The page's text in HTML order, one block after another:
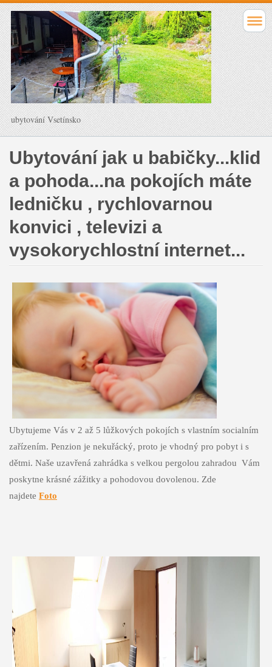
ubytování Vsetínsko
Ubytování jak u babičky...klid
a pohoda...na pokojích máte
ledničku , rychlovarnou
konvici , televizi a
vysokorychlostní internet...
Ubytujeme Vás v 2 až 5 lůžkových pokojích s vlastním socialním
zařízením. Penzion je nekuřácký, proto je vhodný pro pobyt i s
dětmi. Naše uzavřená zahrádka s velkou pergolou zahradou Vám
poskytne krásné zážitky a pohodovou dovolenou. Zde
najdete Foto